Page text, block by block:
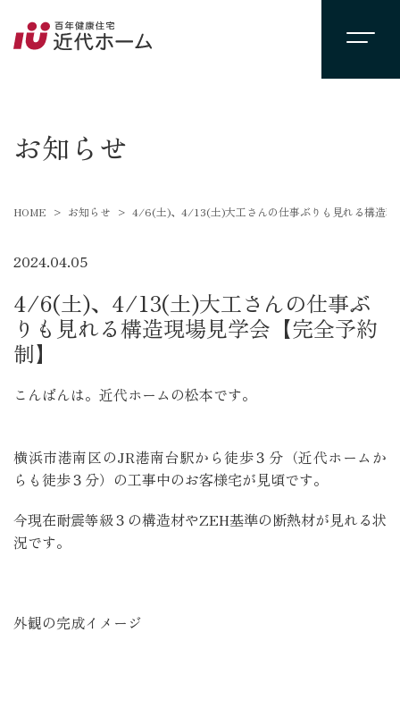
お知らせ
HOME お知らせ 4/6(土)、4/13(土)大工さんの仕事ぶりも見れる構造現
2024.04.05
4/6(土)、4/13(土)大工さんの仕事ぶ
りも見れる構造現場見学会【完全予約
制】
こんばんは。近代ホームの松本です。
横浜市港南区のJR港南台駅から徒歩３分（近代ホームか
らも徒歩３分）の工事中のお客様宅が見頃です。
今現在耐震等級３の構造材やZEH基準の断熱材が見れる状
況です。
外観の完成イメージ